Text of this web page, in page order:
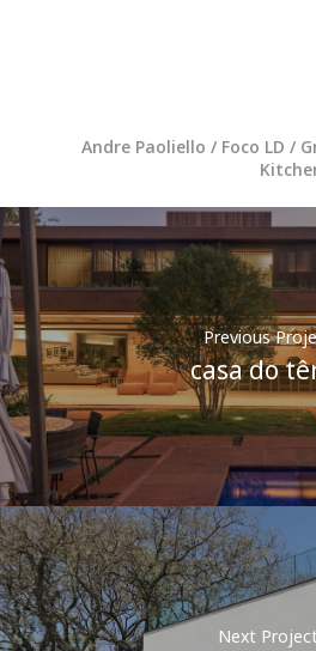
Andre Paoliello / Foco LD /
Previous
casa do
Next